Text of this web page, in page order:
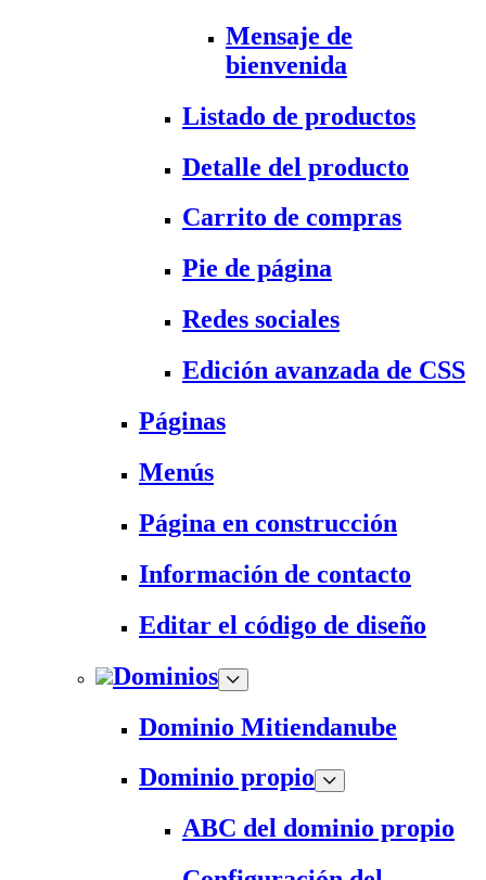
Mensaje de
bienvenida
Listado de productos
Detalle del producto
Carrito de compras
Pie de página
Redes sociales
Edición avanzada de CSS
Páginas
Menús
Página en construcción
Información de contacto
Editar el código de diseño
Dominios
Dominio Mitiendanube
Dominio propio
ABC del dominio propio